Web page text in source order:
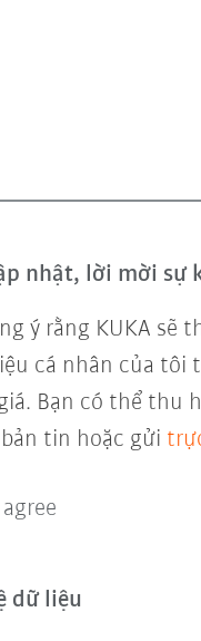
nhật, lời mời sự
ý rằng KUKA
cá nhân của tôi
Bạn có thể thu
tin hoặc gửi
agree
dữ liệu